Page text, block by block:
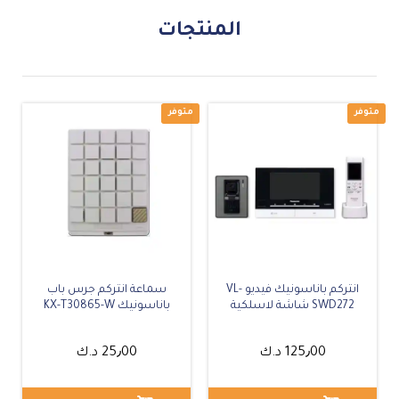
-
25% متوفر
المنتجات
انتركم باناسونيك فيديو VL-
SWD272 شاشة لاسلكية
125٫00 د.ك
سماعة انتركم جرس باب
باناسونيك KX-T30865-W
25٫00 د.ك